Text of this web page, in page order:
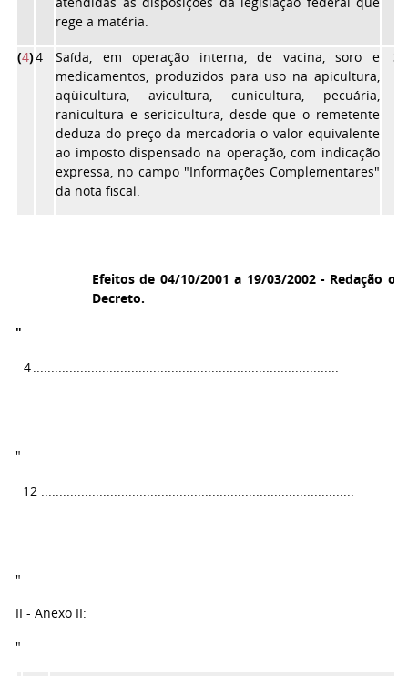
rege a matéria.
(4)4
Saída, em operação interna, de vacina, soro e
medicamentos, produzidos para uso na apicultura,
aqüicultura, avicultura, cunicultura, pecuária,
ranicultura e sericicultura, desde que o remetente
deduza do preço da mercadoria o valor equivalente
ao imposto dispensado na operação, com indicação
expressa, no campo "Informações Complementares"
da nota fiscal.
Efeitos de 04/10/2001 a 19/03/2002 - Redação
Decreto.
"
4....................................................................................
"
12 ......................................................................................
"
II - Anexo II:
"